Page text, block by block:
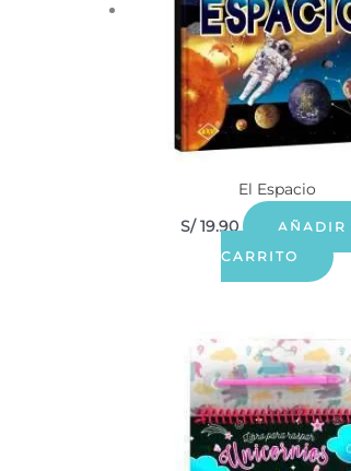
El Espacio
S/19.90
AÑADIR
CARRITO